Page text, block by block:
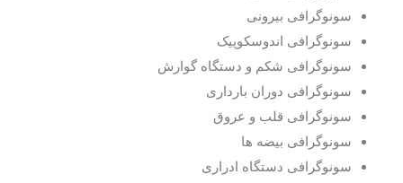
سونوگرافی بیرونی
سونوگرافی اندوسکوپیک
سونوگرافی شکم و دستگاه گوارش
سونوگرافی دوران بارداری
سونوگرافی قلب و عروق
سونوگرافی بیضه ها
سونوگرافی دستگاه ادراری